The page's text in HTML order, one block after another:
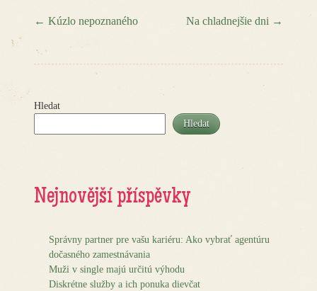
Post navigation
← Kúzlo nepoznaného Na chladnejšie dni →
Hledat
Hledat
Nejnovější příspěvky
Správny partner pre vašu kariéru: Ako vybrať agentúru
dočasného zamestnávania
Muži v single majú určitú výhodu
Diskrétne služby a ich ponuka dievčat